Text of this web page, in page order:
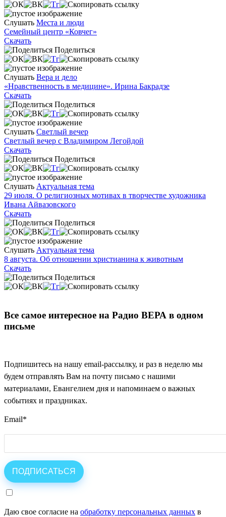
Слушать Места и люди
Семейный центр «Ковчег»
Скачать
Поделиться
Слушать Вера и дело
«Нравственность в медицине». Ирина Бакрадзе
Скачать
Поделиться
Слушать Светлый вечер
Светлый вечер с Владимиром Легойдой
Скачать
Поделиться
Слушать Актуальная тема
29 июля. О религиозных мотивах в творчестве художника
Ивана Айвазовского
Скачать
Поделиться
Слушать Актуальная тема
8 августа. Об отношении христианина к животным
Скачать
Поделиться
Все самое интересное на Радио ВЕРА в одном
письме
Подпишитесь на нашу email-рассылку, и раз в неделю мы
будем отправлять Вам на почту письмо с нашими
материалами, Евангелием дня и напоминаем о важных
событиях и праздниках.
Email*
Даю свое согласие на обработку персональных данных в